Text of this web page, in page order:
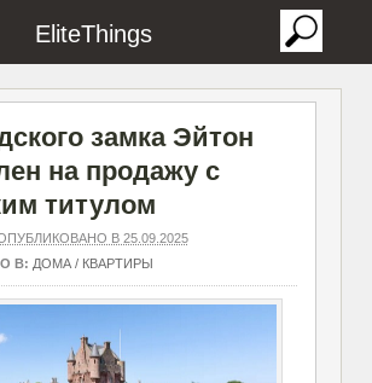
EliteThings
замка Эйтон
на продажу с
титулом
В 25.09.2025
В: ДОМА / КВАРТИРЫ